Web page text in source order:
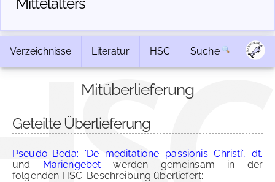
Verzeichnisse Literatur HSC Suche
Mitüberlieferung
Geteilte Überlieferung
Pseudo-Beda: 'De meditatione passionis Christi', dt.
und Mariengebet werden gemeinsam in der
folgenden HSC-Beschreibung überliefert: